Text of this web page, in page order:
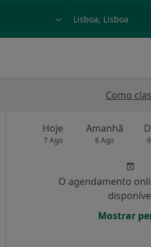
Como
Hoje
7 Ago
Amanhã
8 Ago
O agendamento
Mostrar